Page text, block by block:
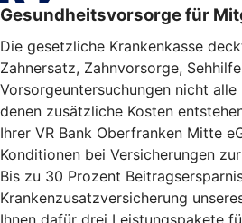
Gesundheitsvorsorge für
Die gesetzliche Krankenkasse
Zahnersatz, Zahnvorsorge,
Vorsorgeuntersuchungen nicht alle
denen zusätzliche Kosten
Ihrer VR Bank Oberfranken Mitte
Konditionen bei Versicherungen
Bis zu 30 Prozent
Krankenzusatzversicherung
Ihnen dafür drei Leistungspakete